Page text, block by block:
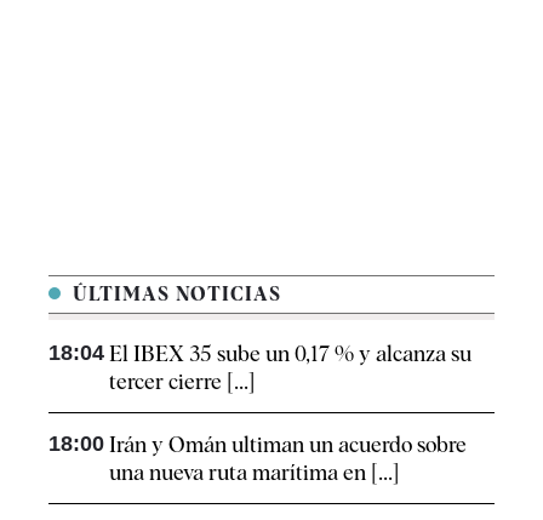
ÚLTIMAS NOTICIAS
18:04 El IBEX 35 sube un 0,17 % y alcanza su
tercer cierre [...]
18:00 Irán y Omán ultiman un acuerdo sobre
una nueva ruta marítima en [...]